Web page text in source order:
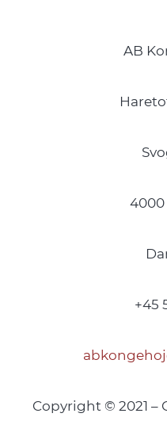
AB
4000
+45
Copyright © 2021 –